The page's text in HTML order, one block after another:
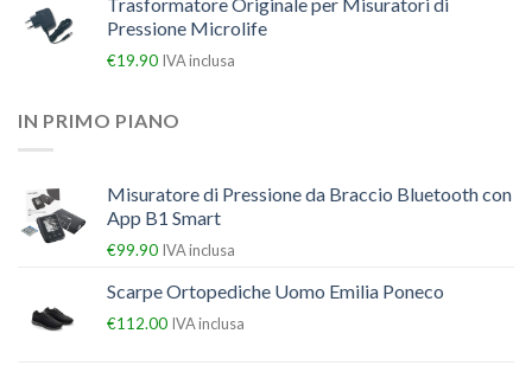
Pressione Microlife
€19.90 IVA inclusa
IN PRIMO PIANO
Misuratore di Pressione da Braccio Bluetooth con
App B1 Smart
€99.90 IVA inclusa
Scarpe Ortopediche Uomo Emilia Poneco
€112.00 IVA inclusa